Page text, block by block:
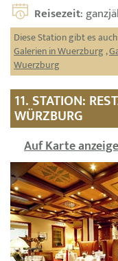
Reisezeit:
Diese Station gibt es
Galerien in Wuerzburg ,
Wuerzburg
11. STATION:
WÜRZBURG
Auf Karte